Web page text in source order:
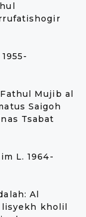
Mujib al
Saigoh
Tsabat
L. 1964-
Al
kholil